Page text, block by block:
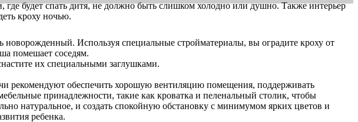
будет спать дитя, не должно быть слишком холодно или душно. Также интерьер
кроху ночью.
новорожденный. Используя специальные стройматериалы, вы оградите кроху от
помешает соседям.
их специальными заглушками.
рекомендуют обеспечить хорошую вентиляцию помещения, поддерживать
принадлежности, такие как кроватка и пеленальный столик, чтобы
натуральное, и создать спокойную обстановку с минимумом ярких цветов и
ребенка.